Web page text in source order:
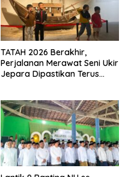
TATAH 2026 Berakhir,
Perjalanan Merawat Seni Ukir
Jepara Dipastikan Terus